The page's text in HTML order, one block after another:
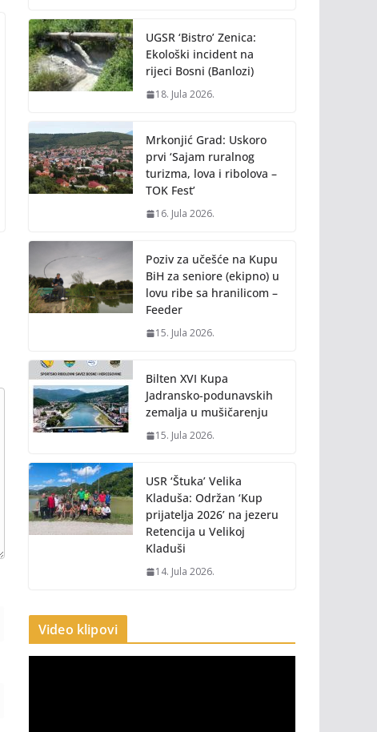
UGSR ‘Bistro’ Zenica:
Ekološki incident na
rijeci Bosni (Banlozi)
18. Jula 2026.
Mrkonjić Grad: Uskoro
prvi ‘Sajam ruralnog
turizma, lova i ribolova –
TOK Fest’
16. Jula 2026.
Poziv za učešće na Kupu
BiH za seniore (ekipno) u
lovu ribe sa hranilicom –
Feeder
15. Jula 2026.
Bilten XVI Kupa
Jadransko-podunavskih
zemalja u mušičarenju
15. Jula 2026.
USR ‘Štuka’ Velika
Kladuša: Održan ‘Kup
prijatelja 2026’ na jezeru
Retencija u Velikoj
Kladuši
14. Jula 2026.
Video klipovi